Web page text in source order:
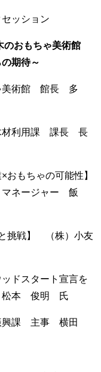
ッション
のおもちゃ美術館
期待～
美術館 館長 多
材利用課 課長 長
もちゃの可能性】
マネージャー 飯
挑戦】 （株）小友
ドスタート宣言を
松本 俊明 氏
興課 主事 横田